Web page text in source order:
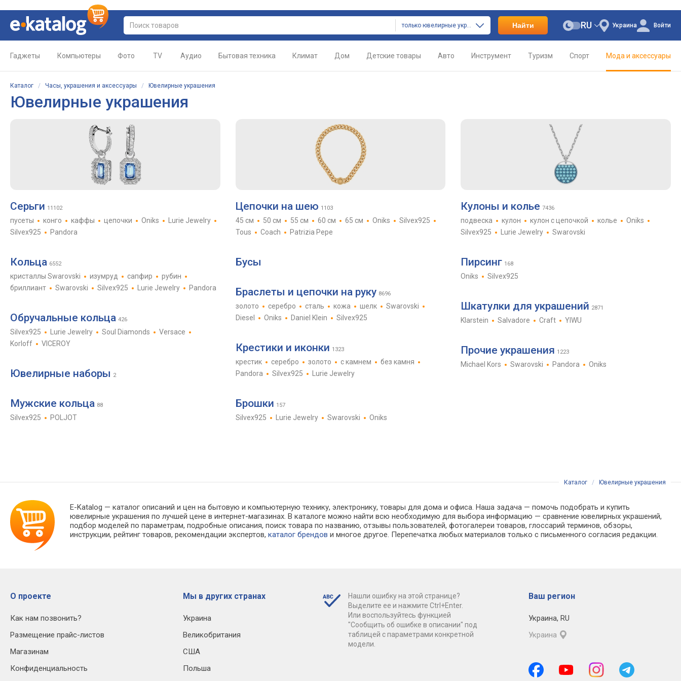
только ювелирные украшения Найти Украина
RU Войти
Гаджеты Компьютеры Фото TV Аудио Бытовая техника Климат Дом Детские товары Авто Инструмент Туризм Спорт Мода и аксессуары
Каталог / Часы, украшения и аксессуары / Ювелирные украшения
Ювелирные украшения
Серьги 11102
пусеты конго каффы цепочки Oniks
Lurie Jewelry
Silvex925
Pandora
Кольца 6552
кристаллы Swarovski изумруд сапфир
рубин
бриллиант
Swarovski Silvex925 Lurie Jewelry Pandora
Обручальные кольца 426
Silvex925 Lurie Jewelry Soul Diamonds
Versace
Korloff
VICEROY
Ювелирные наборы 2
Мужские кольца 88
Silvex925 POLJOT
Цепочки на шею 1103
45 см 50 см 55 см 60 см 65 см Oniks
Silvex925
Tous
Coach Patrizia Pepe
Бусы
Браслеты и цепочки на руку 8696
золото серебро сталь кожа шелк
Swarovski
Diesel
Oniks Daniel Klein Silvex925
Крестики и иконки 1323
крестик серебро золото с камнем
без камня
Pandora
Silvex925 Lurie Jewelry
Брошки 157
Silvex925 Lurie Jewelry Swarovski Oniks
Кулоны и колье 7436
подвеска кулон кулон с цепочкой колье
Oniks
Silvex925
Lurie Jewelry Swarovski
Пирсинг 168
Oniks Silvex925
Шкатулки для украшений 2871
Klarstein Salvadore Craft YIWU
Прочие украшения 1223
Michael Kors Swarovski Pandora Oniks
Каталог / Ювелирные украшения
E-Katalog — каталог описаний и цен на бытовую и компьютерную технику, электронику, товары для дома и офиса. Наша задача — помочь подобрать и купить
ювелирные украшения по лучшей цене в интернет-магазинах. В каталоге можно найти всю необходимую для выбора информацию — сравнение ювелирных украшений,
подбор моделей по параметрам, подробные описания, поиск товара по названию, отзывы пользователей, фотогалереи товаров, глоссарий терминов, обзоры,
инструкции, рейтинг товаров, рекомендации экспертов,каталог брендов и многое другое. Перепечатка любых материалов только с письменного согласия редакции.
О проекте
Как нам позвонить?
Размещение прайс-листов
Магазинам
Конфиденциальность
Мы в других странах
Украина
Великобритания
США
Польша
Нашли ошибку на этой странице?
Выделите ее и нажмите Ctrl+Enter.
Или воспользуйтесь функцией
"Сообщить об ошибке в описании" под
таблицей с параметрами конкретной
модели.
Ваш регион
Украина, RU
Украина